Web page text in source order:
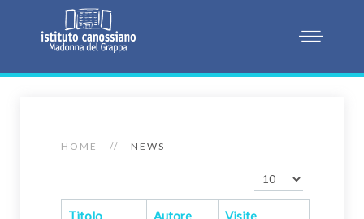
HOME NEWS
Visualizza n.
Titolo Autore Visite